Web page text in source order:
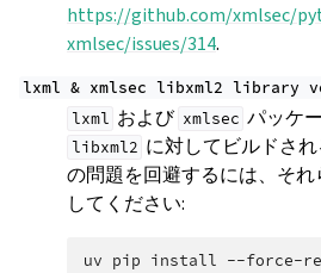
https://github.com/xmlsec/
xmlsec/issues/314.
lxml & xmlsec libxml2 library
lxml および xmlsec パッケ
libxml2 に対してビルドさ
の問題を回避するには、そ
してください:
uv pip install --force-